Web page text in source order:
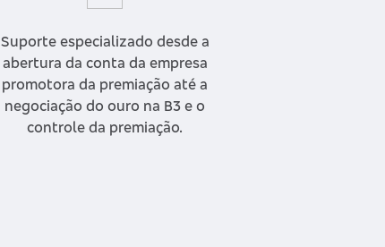
Suporte especializado desde a
abertura da conta da empresa
promotora da premiação até a
negociação do ouro na B3 e o
controle da premiação.